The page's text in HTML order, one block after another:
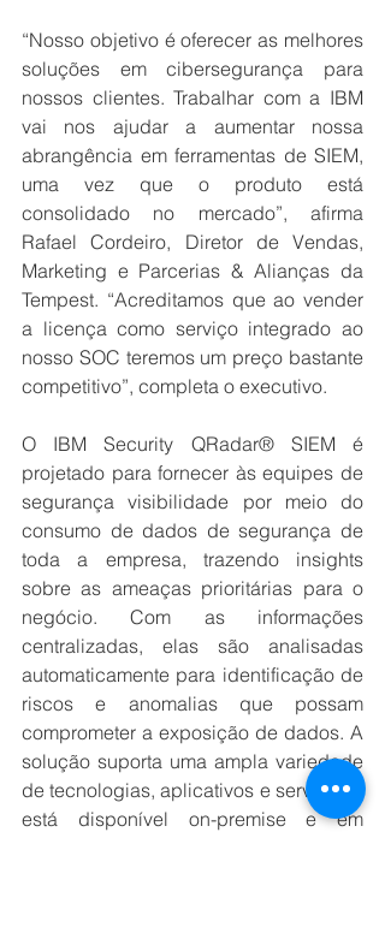
“Nosso objetivo é oferecer as melhores
soluções em cibersegurança para
nossos clientes. Trabalhar com a IBM
vai nos ajudar a aumentar nossa
abrangência em ferramentas de SIEM,
uma vez que o produto está
consolidado no mercado”, afirma
Rafael Cordeiro, Diretor de Vendas,
Marketing e Parcerias & Alianças da
Tempest. “Acreditamos que ao vender
a licença como serviço integrado ao
nosso SOC teremos um preço bastante
competitivo”, completa o executivo.
O IBM Security QRadar® SIEM é
projetado para fornecer às equipes de
segurança visibilidade por meio do
consumo de dados de segurança de
toda a empresa, trazendo insights
sobre as ameaças prioritárias para o
negócio. Com as informações
centralizadas, elas são analisadas
automaticamente para identificação de
riscos e anomalias que possam
comprometer a exposição de dados. A
solução suporta uma ampla variedade
de tecnologias, aplicativos e serviços e
está disponível on-premise e em